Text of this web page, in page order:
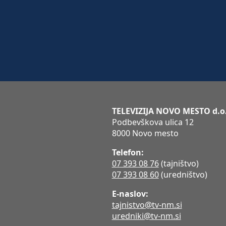
TELEVIZIJA NOVO MESTO
Podbevškova ulica 12
8000 Novo mesto
Telefon:
07 393 08 76(tajništvo)
07 393 08 60(uredništvo)
E-naslov:
tajnistvo@tv-nm.si
uredniki@tv-nm.si